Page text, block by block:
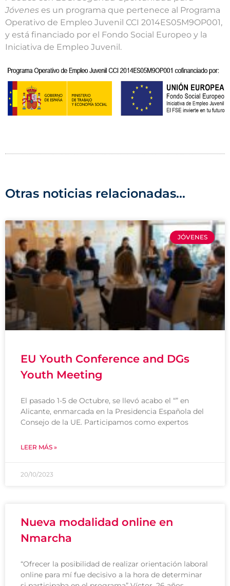
Jóvenes es un programa que pertenece al Programa
Operativo de Empleo Juvenil CCI 2014ES05M9OP001,
y está financiado por el Fondo Social Europeo y la
Iniciativa de Empleo Juvenil.
Otras noticias relacionadas...
JÓVENES
EU Youth Conference and DGs
Youth Meeting
El pasado 1-5 de Octubre, se llevó acabo el “” en
Alicante, enmarcada en la Presidencia Española del
Consejo de la UE. Participamos como expertos
LEER MÁS »
20/10/2023
Nueva modalidad online en
Nmarcha
“Ofrecer la posibilidad de realizar orientación laboral
online para mí fue decisivo a la hora de determinar